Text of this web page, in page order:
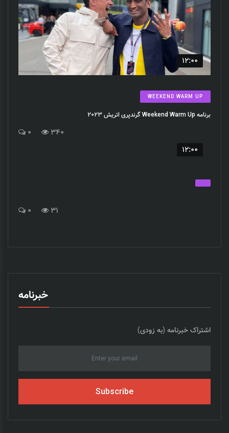
12:00
WEEKEND WARM UP
برنامه Weekend Warm Up گرندپری اتریش 2023
0
340
12:00
0 31
خبرنامه
اشتراک خبرنامه (به زودی)
Subscribe